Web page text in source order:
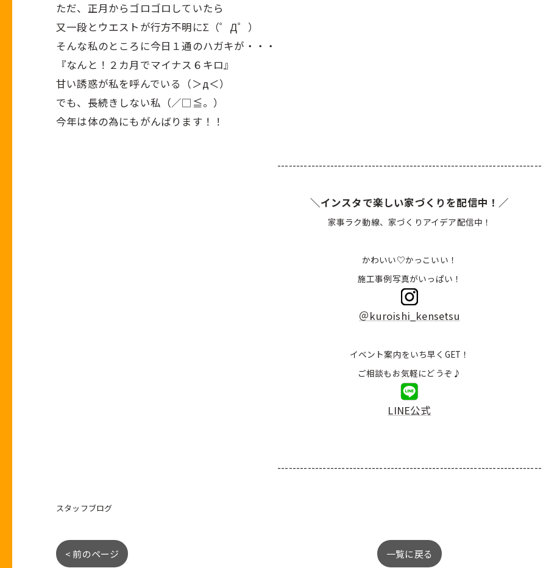
ただ、正月からゴロゴロしていたら
又一段とウエストが行方不明にΣ（゜Д゜）
そんな私のところに今日１通のハガキが・・・
『なんと！２カ月でマイナス６キロ』
甘い誘惑が私を呼んでいる（＞д＜）
でも、長続きしない私（／□≦。）
今年は体の為にもがんばります！！
----------------------------------------------------------------------
＼インスタで楽しい家づくりを配信中！／
家事ラク動線、家づくりアイデア配信中！
かわいい♡かっこいい！
施工事例写真がいっぱい！
＠kuroishi_kensetsu
イベント案内をいち早くGET！
ご相談もお気軽にどうぞ♪
LINE公式
----------------------------------------------------------------------
スタッフブログ
< 前のページ 一覧に戻る